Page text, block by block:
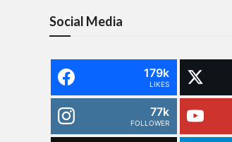
Social Media
179k
LIKES
77k
FOLLOWER